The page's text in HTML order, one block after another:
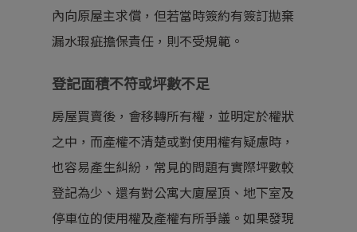
內向原屋主求償，但若當時簽約有簽訂拋棄
漏水瑕疵擔保責任，則不受規範。
登記面積不符或坪數不足
房屋買賣後，會移轉所有權，並明定於權狀
之中，而產權不清楚或對使用權有疑慮時，
也容易產生糾紛，常見的問題有實際坪數較
登記為少、還有對公寓大廈屋頂、地下室及
停車位的使用權及產權有所爭議。如果發現